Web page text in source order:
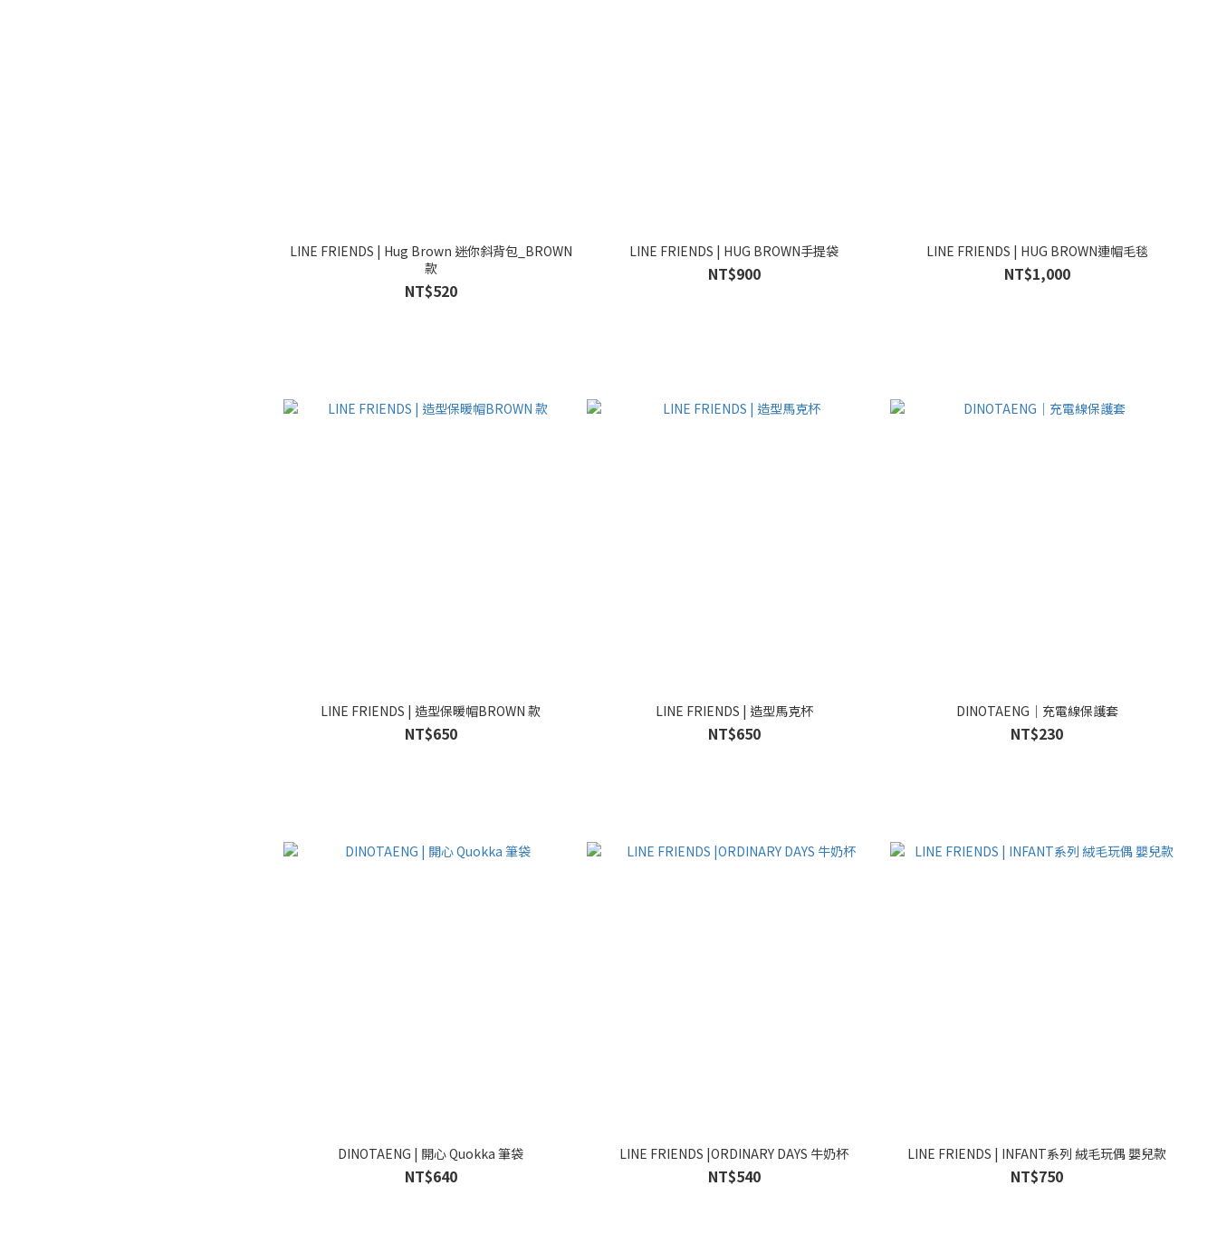
LINE FRIENDS | Hug Brown 迷你斜背包_BROWN
款
NT$520
LINE FRIENDS | HUG BROWN手提袋
NT$900
LINE FRIENDS | HUG BROWN連帽毛毯
NT$1,000
LINE FRIENDS | 造型保暖帽BROWN 款
NT$650
LINE FRIENDS | 造型馬克杯
NT$650
DINOTAENG｜充電線保護套
NT$230
DINOTAENG | 開心 Quokka 筆袋
NT$640
LINE FRIENDS |ORDINARY DAYS 牛奶杯
NT$540
LINE FRIENDS | INFANT系列 絨毛玩偶 嬰兒款
NT$750